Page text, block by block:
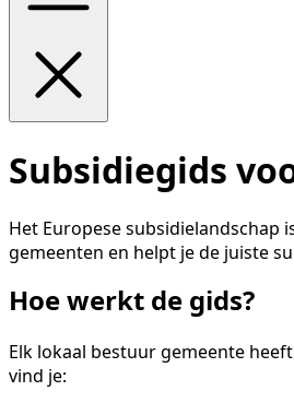
Subsidiegids
Het Europese subsidielandschap
gemeenten en helpt je de juiste
Hoe werkt de gids?
Elk lokaal bestuur gemeente
vind je: